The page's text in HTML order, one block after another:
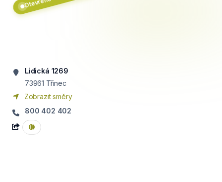
Lidická 1269
73961 Třinec
Zobrazit směry
800 402 402